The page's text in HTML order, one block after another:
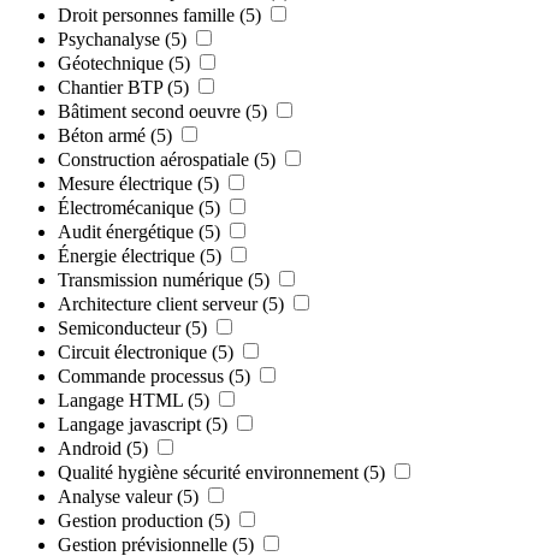
Droit personnes famille (5)
Psychanalyse (5)
Géotechnique (5)
Chantier BTP (5)
Bâtiment second oeuvre (5)
Béton armé (5)
Construction aérospatiale (5)
Mesure électrique (5)
Électromécanique (5)
Audit énergétique (5)
Énergie électrique (5)
Transmission numérique (5)
Architecture client serveur (5)
Semiconducteur (5)
Circuit électronique (5)
Commande processus (5)
Langage HTML (5)
Langage javascript (5)
Android (5)
Qualité hygiène sécurité environnement (5)
Analyse valeur (5)
Gestion production (5)
Gestion prévisionnelle (5)